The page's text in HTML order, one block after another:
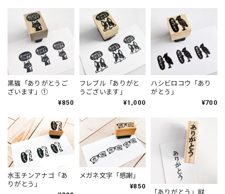
黒猫「ありがとうご
ざいます」①
¥850
フレブル「ありがと
うございます」
¥1,000
ハシビロコウ「あり
がとう」
¥700
水玉チンアナゴ「あ
りがとう」
メガネ文字「感謝」
¥850
「ありがとう」縦